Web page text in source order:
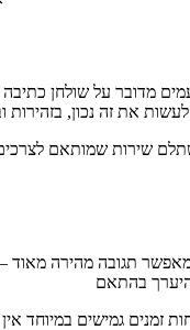
מדובר על שולחן
את זה נכון, בזהירות
שירות שמותאם
תגובה מהירה מאוד
בהתאם
זמנים גמישים במיוחד